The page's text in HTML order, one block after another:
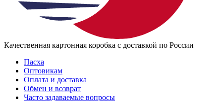
Качественная картонная коробка с доставкой по России
Пасха
Оптовикам
Оплата и доставка
Обмен и возврат
Часто задаваемые вопросы